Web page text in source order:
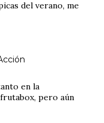
del verano, me
en la
pero aún